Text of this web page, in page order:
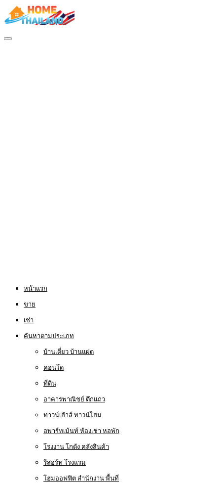
หน้าแรก
ขาย
เช่า
ค้นหาตามประเภท
บ้านเดี่ยว บ้านแฝด
คอนโด
ที่ดิน
อาคารพาณิชย์ ตึกแถว
ทาวน์เฮ้าส์ ทาวน์โฮม
อพาร์ทเม้นท์ ห้องเช่า หอพัก
โรงงาน โกดัง คลังสินค้า
รีสอร์ท โรงแรม
โฮมออฟฟิต สำนักงาน พื้นที่